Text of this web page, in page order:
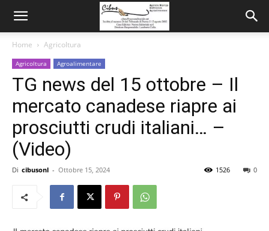
Home Agricoltura
Agricoltura Agroalimentare
TG news del 15 ottobre – Il
mercato canadese riapre ai
prosciutti crudi italiani… –
(Video)
Di cibusonl - Ottobre 15, 2024 0
1526